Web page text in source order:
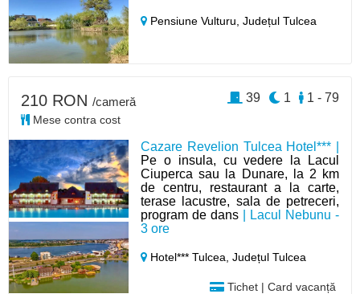
Pensiune Vulturu,Județul Tulcea
Cazare Revelion Tulcea Hotel*** |
Pe o insula, cu vedere la Lacul
Ciuperca sau la Dunare, la 2 km
de centru, restaurant a la carte,
terase lacustre, sala de petreceri,
program de dans | Lacul Nebunu -
3 ore
Hotel*** Tulcea,Județul Tulcea
Tichet | Card vacanță
210 RON /cameră
Mese contra cost
1 - 79
1
39